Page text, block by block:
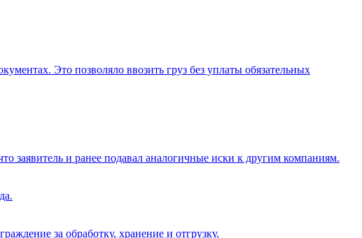
Это позволяло ввозить груз без уплаты обязательных
заявитель и ранее подавал аналогичные иски к другим компаниям.
за обработку, хранение и отгрузку.